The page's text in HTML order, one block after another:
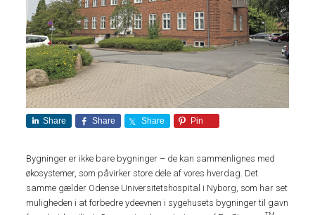
Share Share Share Pin
Bygninger er ikke bare bygninger – de kan sammenlignes med
økosystemer, som påvirker store dele af vores hverdag. Det
samme gælder Odense Universitetshospital i Nyborg, som har set
muligheden i at forbedre ydeevnen i sygehusets bygninger til gavn